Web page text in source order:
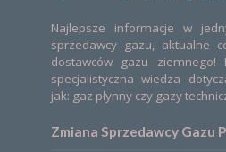
Najlepsze informacje w
sprzedawcy gazu, aktualne
dostawców gazu ziemnego!
specjalistyczna wiedza
jak: gaz płynny czy gazy
Zmiana Sprzedawcy Gazu